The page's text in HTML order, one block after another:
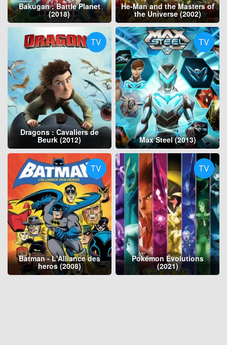
Bakugan : Battle Planet
(2018)
He-Man and the Masters of
the Universe (2002)
TV
Dragons : Cavaliers de
Beurk (2012)
TV
Max Steel (2013)
TV
Batman - L'Alliance des
heros (2008)
TV
Pokémon Évolutions
(2021)